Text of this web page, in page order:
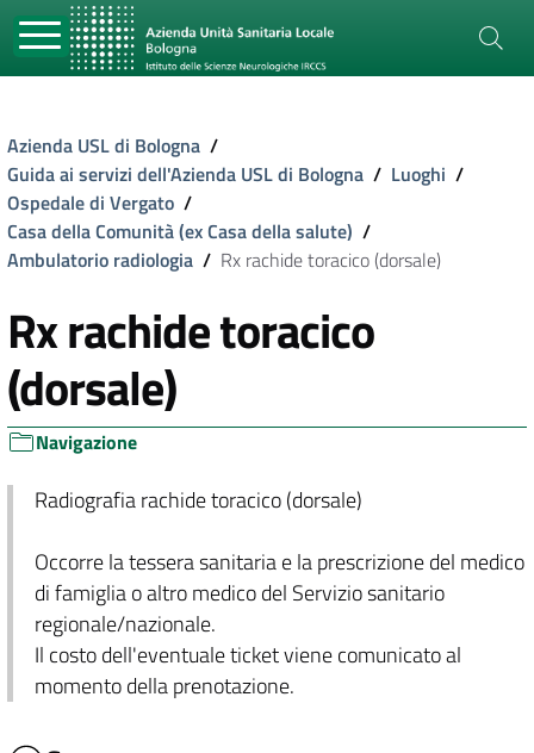
Azienda USL di Bologna /
Guida ai servizi dell'Azienda USL di Bologna / Luoghi /
Ospedale di Vergato /
Casa della Comunità (ex Casa della salute) /
Ambulatorio radiologia / Rx rachide toracico (dorsale)
Rx rachide toracico
(dorsale)
Navigazione
Radiografia rachide toracico (dorsale)
Occorre la tessera sanitaria e la prescrizione del medico
di famiglia o altro medico del Servizio sanitario
regionale/nazionale.
Il costo dell'eventuale ticket viene comunicato al
momento della prenotazione.